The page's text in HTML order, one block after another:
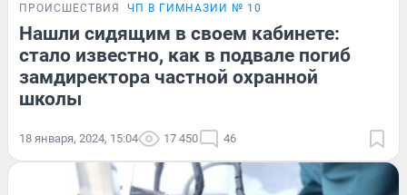
ПРОИСШЕСТВИЯ ЧП В ГИМНАЗИИ № 10
Нашли сидящим в своем кабинете:
стало известно, как в подвале погиб
замдиректора частной охранной
школы
18 января, 2024, 15:04 17 450 46